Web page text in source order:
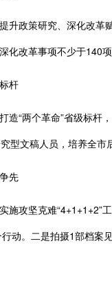
政策研究、深化改革
化改革事项不少于140
杆
“两个革命”省级标杆
型文稿人员，培养全市
先
攻坚克难“4+1+1+2”工
动。二是拍摄1部档